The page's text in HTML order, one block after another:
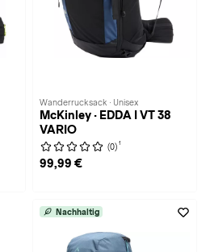
Wanderrucksack · Unisex
McKinley · EDDA I VT 38
VARIO
(0) 1
99,99 €
Nachhaltig